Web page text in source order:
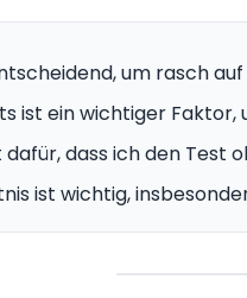
um rasch
ist ein wichtiger
dass ich den Test
ist wichtig,